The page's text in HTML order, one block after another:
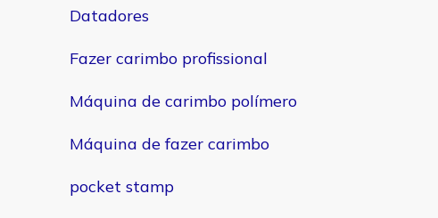
Datadores
Fazer carimbo profissional
Máquina de carimbo polímero
Máquina de fazer carimbo
pocket stamp